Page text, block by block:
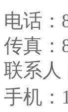
电话：
传真：
联系人
手机：